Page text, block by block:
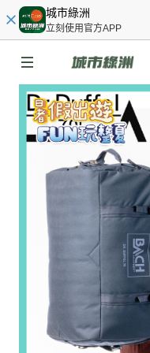
城市綠洲
立刻使用官方APP